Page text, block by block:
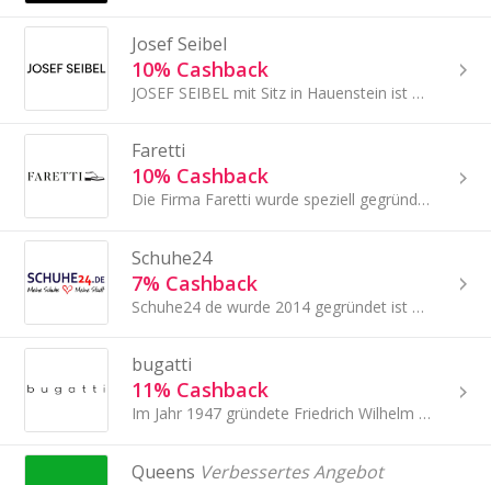
Josef Seibel
10% Cashback
JOSEF SEIBEL mit Sitz in Hauenstein ist eine deutsche Schuhmarke.
Faretti
10% Cashback
Die Firma Faretti wurde speziell gegründet, um das Vertrauen der Männer mit Schuhen, welche die Körpergröße erhöhen, zu stärken.
Schuhe24
7% Cashback
Schuhe24 de wurde 2014 gegründet ist heute einer der größten und am schnellsten wachsenden Online Shops für Schuhe in Deutschland.
bugatti
11% Cashback
Im Jahr 1947 gründete Friedrich Wilhelm Brinkmann das Unternehmen bugatti.
Queens Verbessertes Angebot